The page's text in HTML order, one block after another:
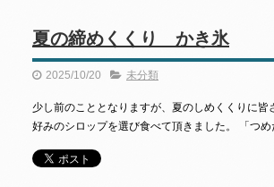
夏の締めくくり かき氷
2025/10/20 未分類
少し前のこととなりますが、夏のしめくくりに
好みのシロップを選び食べて頂きました。 「つ